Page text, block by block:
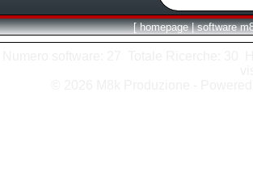
[ homepage | software